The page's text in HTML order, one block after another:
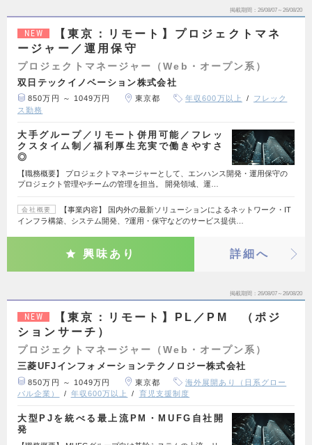
掲載期間 26/08/07～26/08/20
NEW
【東京：リモート】プロジェクトマネ
ージャー／運用保守
プロジェクトマネージャー（Web・オープン系）
双日テックイノベーション株式会社
850万円 ～ 1049万円 東京都 年収600万以上
フレック
ス勤務
大手グループ／リモート併用可能／フレッ
クスタイム制／福利厚生充実で働きやすさ
◎
【職務概要】 プロジェクトマネージャーとして、エンハンス開発・運用保守の
プロジェクト管理やチームの管理を担当。 開発領域、運…
会社概要
【事業内容】 国内外の最新ソリューションによるネットワーク・IT
インフラ構築、システム開発、?運用・保守などのサービス提供…
興味あり 詳細へ
掲載期間 26/08/07～26/08/20
NEW
【東京：リモート】PL／PM （ポジ
ションサーチ）
プロジェクトマネージャー（Web・オープン系）
三菱UFJインフォメーションテクノロジー株式会社
850万円 ～ 1049万円 東京都
海外展開あり（日系グロー
バル企業）
年収600万以上 育児支援制度
大型PJを統べる最上流PM・MUFG自社開
発